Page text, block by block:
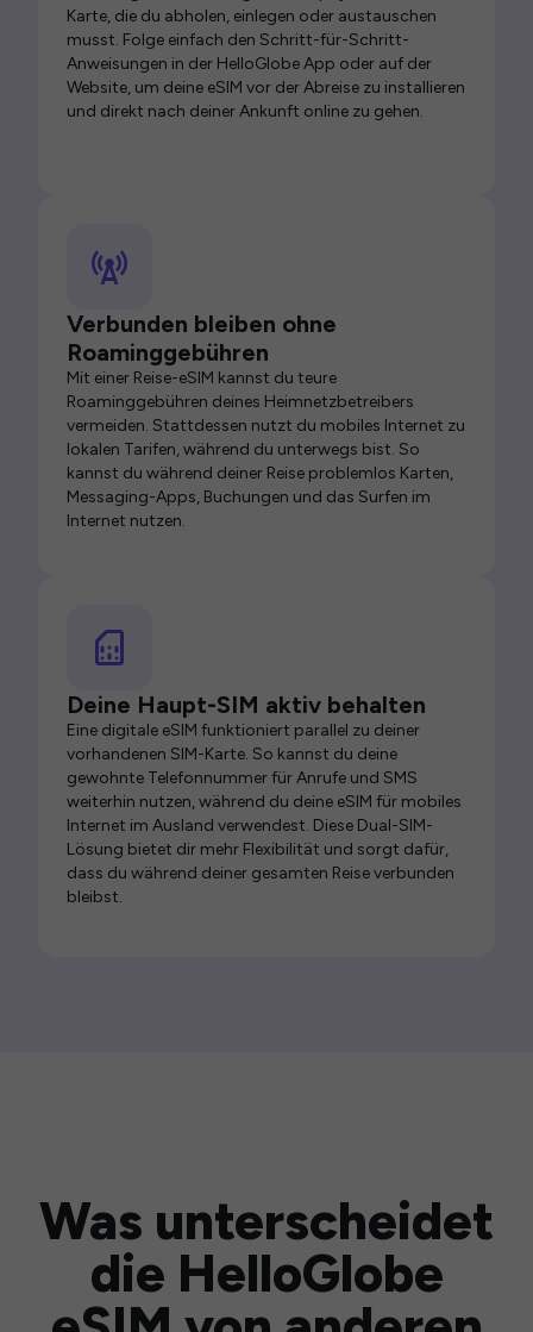
Karte, die du abholen, einlegen oder austauschen
musst. Folge einfach den Schritt-für-Schritt-
Anweisungen in der HelloGlobe App oder auf der
Website, um deine eSIM vor der Abreise zu installieren
und direkt nach deiner Ankunft online zu gehen.
Verbunden bleiben ohne
Roaminggebühren
Mit einer Reise-eSIM kannst du teure
Roaminggebühren deines Heimnetzbetreibers
vermeiden. Stattdessen nutzt du mobiles Internet zu
lokalen Tarifen, während du unterwegs bist. So
kannst du während deiner Reise problemlos Karten,
Messaging-Apps, Buchungen und das Surfen im
Internet nutzen.
Deine Haupt-SIM aktiv behalten
Eine digitale eSIM funktioniert parallel zu deiner
vorhandenen SIM-Karte. So kannst du deine
gewohnte Telefonnummer für Anrufe und SMS
weiterhin nutzen, während du deine eSIM für mobiles
Internet im Ausland verwendest. Diese Dual-SIM-
Lösung bietet dir mehr Flexibilität und sorgt dafür,
dass du während deiner gesamten Reise verbunden
bleibst.
Was unterscheidet
die HelloGlobe